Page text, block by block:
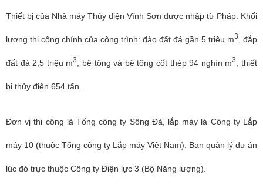
Thiết bị của Nhà máy Thủy điện Vĩnh Sơn được nhập từ Pháp. Khối
lượng thi công chính của công trình: đào đất đá gần 5 triệu m3 , đắp
đất đá 2,5 triệu m3 , bê tông và bê tông cốt thép 94 nghìn m3 , thiết
bị thủy điện 654 tấn.
Đơn vị thi công là Tổng công ty Sông Đà, lắp máy là Công ty Lắp
máy 10 (thuộc Tổng công ty Lắp máy Việt Nam). Ban quản lý dự án
lúc đó trực thuộc Công ty Điện lực 3 (Bộ Năng lượng).